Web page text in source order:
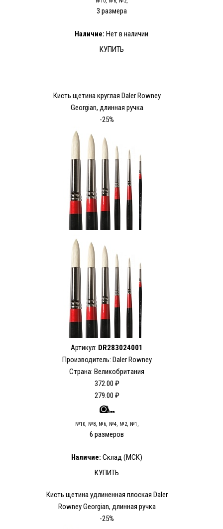
3 размера
Наличие: Нет в наличии
КУПИТЬ
Кисть щетина круглая Daler Rowney
Georgian, длинная ручка
-25%
Артикул: DR283024001
Производитель: Daler Rowney
Страна: Великобритания
372.00 ₽
279.00 ₽
№10, №8, №6, №4, №2, №1,
6 размеров
Наличие: Склад (МСК)
КУПИТЬ
Кисть щетина удлиненная плоская Daler
Rowney Georgian, длинная ручка
-25%